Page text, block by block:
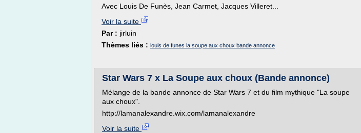
Avec Louis De Funès, Jean Carmet, Jacques Villeret...
Voir la suite
Par : jirluin
Thèmes liés : louis de funes la soupe aux choux bande annonce
Star Wars 7 x La Soupe aux choux (Bande annonce)
Mélange de la bande annonce de Star Wars 7 et du film mythique "La soupe
aux choux".
http://lamanalexandre.wix.com/lamanalexandre
Voir la suite